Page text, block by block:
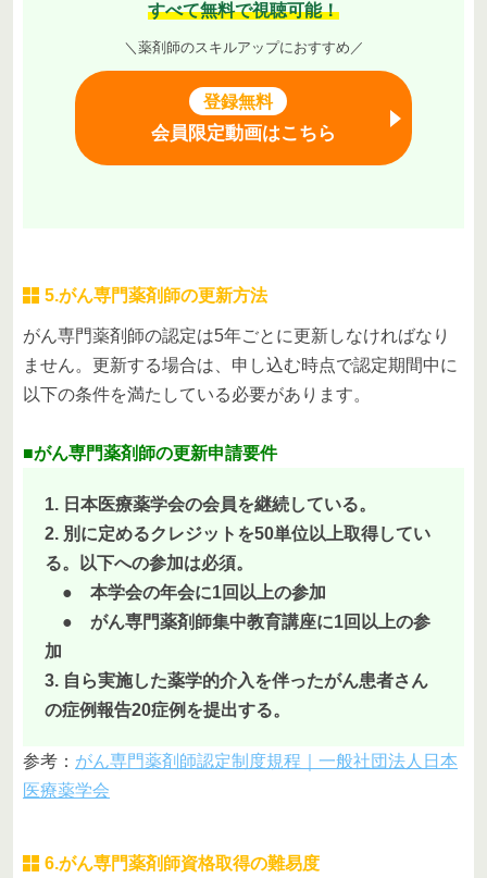
すべて無料で視聴可能！
＼薬剤師のスキルアップにおすすめ／
登録無料
会員限定動画はこちら
5.がん専門薬剤師の更新方法
がん専門薬剤師の認定は5年ごとに更新しなければなり
ません。更新する場合は、申し込む時点で認定期間中に
以下の条件を満たしている必要があります。
■がん専門薬剤師の更新申請要件
1. 日本医療薬学会の会員を継続している。
2. 別に定めるクレジットを50単位以上取得してい
る。以下への参加は必須。
● 本学会の年会に1回以上の参加
● がん専門薬剤師集中教育講座に1回以上の参
加
3. 自ら実施した薬学的介入を伴ったがん患者さん
の症例報告20症例を提出する。
参考： がん専門薬剤師認定制度規程｜一般社団法人日本
医療薬学会
6.がん専門薬剤師資格取得の難易度